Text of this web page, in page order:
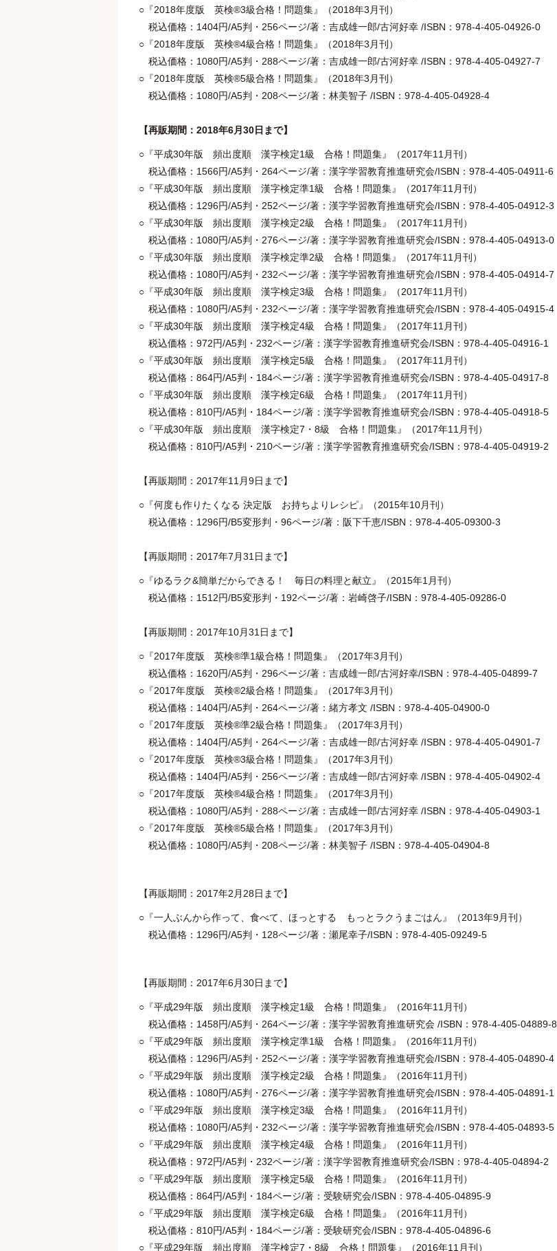
○『2018年度版 英検®3級合格！問題集』（2018年3月刊）
税込価格：1404円/A5判・256ページ/著：吉成雄一郎/古河好幸 /ISBN：978-4-405-04926-0
○『2018年度版 英検®4級合格！問題集』（2018年3月刊）
税込価格：1080円/A5判・288ページ/著：吉成雄一郎/古河好幸 /ISBN：978-4-405-04927-7
○『2018年度版 英検®5級合格！問題集』（2018年3月刊）
税込価格：1080円/A5判・208ページ/著：林美智子 /ISBN：978-4-405-04928-4
【再販期間：2018年6月30日まで】
○『平成30年版 頻出度順 漢字検定1級 合格！問題集』（2017年11月刊）
税込価格：1566円/A5判・264ページ/著：漢字学習教育推進研究会/ISBN：978-4-405-04911-6
○『平成30年版 頻出度順 漢字検定準1級 合格！問題集』（2017年11月刊）
税込価格：1296円/A5判・252ページ/著：漢字学習教育推進研究会/ISBN：978-4-405-04912-3
○『平成30年版 頻出度順 漢字検定2級 合格！問題集』（2017年11月刊）
税込価格：1080円/A5判・276ページ/著：漢字学習教育推進研究会/ISBN：978-4-405-04913-0
○『平成30年版 頻出度順 漢字検定準2級 合格！問題集』（2017年11月刊）
税込価格：1080円/A5判・232ページ/著：漢字学習教育推進研究会/ISBN：978-4-405-04914-7
○『平成30年版 頻出度順 漢字検定3級 合格！問題集』（2017年11月刊）
税込価格：1080円/A5判・232ページ/著：漢字学習教育推進研究会/ISBN：978-4-405-04915-4
○『平成30年版 頻出度順 漢字検定4級 合格！問題集』（2017年11月刊）
税込価格：972円/A5判・232ページ/著：漢字学習教育推進研究会/ISBN：978-4-405-04916-1
○『平成30年版 頻出度順 漢字検定5級 合格！問題集』（2017年11月刊）
税込価格：864円/A5判・184ページ/著：漢字学習教育推進研究会/ISBN：978-4-405-04917-8
○『平成30年版 頻出度順 漢字検定6級 合格！問題集』（2017年11月刊）
税込価格：810円/A5判・184ページ/著：漢字学習教育推進研究会/ISBN：978-4-405-04918-5
○『平成30年版 頻出度順 漢字検定7・8級 合格！問題集』（2017年11月刊）
税込価格：810円/A5判・210ページ/著：漢字学習教育推進研究会/ISBN：978-4-405-04919-2
【再販期間：2017年11月9日まで】
○『何度も作りたくなる 決定版 お持ちよりレシピ』（2015年10月刊）
税込価格：1296円/B5変形判・96ページ/著：阪下千恵/ISBN：978-4-405-09300-3
【再販期間：2017年7月31日まで】
○『ゆるラク&簡単だからできる！ 毎日の料理と献立』（2015年1月刊）
税込価格：1512円/B5変形判・192ページ/著：岩崎啓子/ISBN：978-4-405-09286-0
【再販期間：2017年10月31日まで】
○『2017年度版 英検®準1級合格！問題集』（2017年3月刊）
税込価格：1620円/A5判・296ページ/著：吉成雄一郎/古河好幸/ISBN：978-4-405-04899-7
○『2017年度版 英検®2級合格！問題集』（2017年3月刊）
税込価格：1404円/A5判・264ページ/著：緒方孝文 /ISBN：978-4-405-04900-0
○『2017年度版 英検®準2級合格！問題集』（2017年3月刊）
税込価格：1404円/A5判・264ページ/著：吉成雄一郎/古河好幸 /ISBN：978-4-405-04901-7
○『2017年度版 英検®3級合格！問題集』（2017年3月刊）
税込価格：1404円/A5判・256ページ/著：吉成雄一郎/古河好幸 /ISBN：978-4-405-04902-4
○『2017年度版 英検®4級合格！問題集』（2017年3月刊）
税込価格：1080円/A5判・288ページ/著：吉成雄一郎/古河好幸 /ISBN：978-4-405-04903-1
○『2017年度版 英検®5級合格！問題集』（2017年3月刊）
税込価格：1080円/A5判・208ページ/著：林美智子 /ISBN：978-4-405-04904-8
【再販期間：2017年2月28日まで】
○『一人ぶんから作って、食べて、ほっとする もっとラクうまごはん』（2013年9月刊）
税込価格：1296円/A5判・128ページ/著：瀬尾幸子/ISBN：978-4-405-09249-5
【再販期間：2017年6月30日まで】
○『平成29年版 頻出度順 漢字検定1級 合格！問題集』（2016年11月刊）
税込価格：1458円/A5判・264ページ/著：漢字学習教育推進研究会 /ISBN：978-4-405-04889-8
○『平成29年版 頻出度順 漢字検定準1級 合格！問題集』（2016年11月刊）
税込価格：1296円/A5判・252ページ/著：漢字学習教育推進研究会/ISBN：978-4-405-04890-4
○『平成29年版 頻出度順 漢字検定2級 合格！問題集』（2016年11月刊）
税込価格：1080円/A5判・276ページ/著：漢字学習教育推進研究会/ISBN：978-4-405-04891-1
○『平成29年版 頻出度順 漢字検定3級 合格！問題集』（2016年11月刊）
税込価格：1080円/A5判・232ページ/著：漢字学習教育推進研究会/ISBN：978-4-405-04893-5
○『平成29年版 頻出度順 漢字検定4級 合格！問題集』（2016年11月刊）
税込価格：972円/A5判・232ページ/著：漢字学習教育推進研究会/ISBN：978-4-405-04894-2
○『平成29年版 頻出度順 漢字検定5級 合格！問題集』（2016年11月刊）
税込価格：864円/A5判・184ページ/著：受験研究会/ISBN：978-4-405-04895-9
○『平成29年版 頻出度順 漢字検定6級 合格！問題集』（2016年11月刊）
税込価格：810円/A5判・184ページ/著：受験研究会/ISBN：978-4-405-04896-6
○『平成29年版 頻出度順 漢字検定7・8級 合格！問題集』（2016年11月刊）